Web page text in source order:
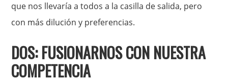
que nos llevaría a todos a la casilla de salida, pero
con más dilución y preferencias.
DOS: FUSIONARNOS CON NUESTRA
COMPETENCIA